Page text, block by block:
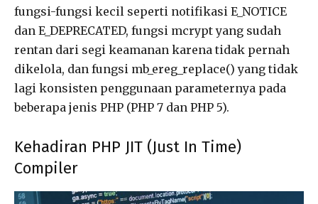
fungsi-fungsi kecil seperti notifikasi E_NOTICE
dan E_DEPRECATED, fungsi mcrypt yang sudah
rentan dari segi keamanan karena tidak pernah
dikelola, dan fungsi mb_ereg_replace() yang tidak
lagi konsisten penggunaan parameternya pada
beberapa jenis PHP (PHP 7 dan PHP 5).
Kehadiran PHP JIT (Just In Time)
Compiler